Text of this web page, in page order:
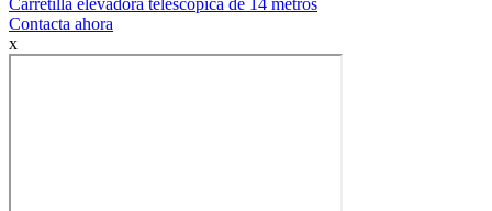
Contacta ahora
x